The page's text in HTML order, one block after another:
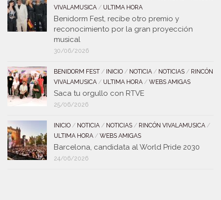
VIVALAMUSICA / ULTIMA HORA
Benidorm Fest, recibe otro premio y
reconocimiento por la gran proyección
musical
30/06/2026
BENIDORM FEST / INICIO / NOTICIA / NOTICIAS / RINCÓN
VIVALAMUSICA / ULTIMA HORA / WEBS AMIGAS
Saca tu orgullo con RTVE
25/06/2026
INICIO / NOTICIA / NOTICIAS / RINCÓN VIVALAMUSICA /
ULTIMA HORA / WEBS AMIGAS
Barcelona, candidata al World Pride 2030
24/06/2026